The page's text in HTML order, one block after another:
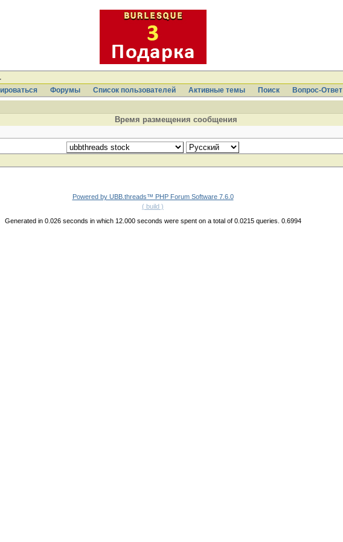
Форумы Список пользователей Активные темы Поиcк
Вопрос-Ответ
Время размещения сообщения
Powered by UBB.threads™ PHP Forum Software 7.6.0
( build )
Generated in 0.026 seconds in which 12.000 seconds were spent on a total of 0.0215 queries. 0.6994